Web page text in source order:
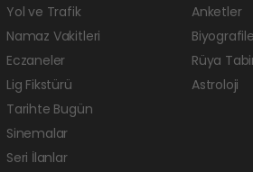
Yol ve Trafik
Namaz Vakitleri
Eczaneler
Lig Fikstürü
Tarihte Bugün
Sinemalar
Seri İlanlar
Anketler
Rüya
Astroloji